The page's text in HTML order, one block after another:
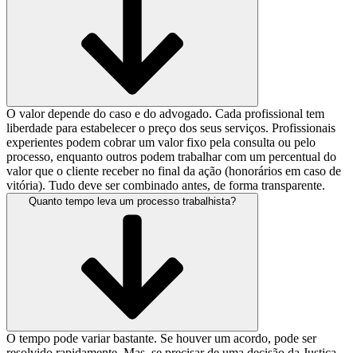
O valor depende do caso e do advogado. Cada profissional tem
liberdade para estabelecer o preço dos seus serviços. Profissionais
experientes podem cobrar um valor fixo pela consulta ou pelo
processo, enquanto outros podem trabalhar com um percentual do
valor que o cliente receber no final da ação (honorários em caso de
vitória). Tudo deve ser combinado antes, de forma transparente.
Quanto tempo leva um processo trabalhista?
O tempo pode variar bastante. Se houver um acordo, pode ser